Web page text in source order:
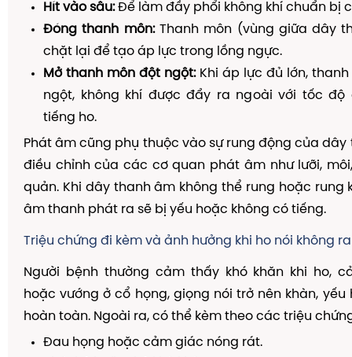
Hít vào sâu:Để làm đầy phổi không khí chuẩn bị
Đóng thanh môn:Thanh môn (vùng giữa dây
chặt lại để tạo áp lực trong lồng ngực.
Mở thanh môn đột ngột:Khi áp lực đủ lớn,
ngột, không khí được đẩy ra ngoài với tốc độ
tiếng ho.
Phát âm cũng phụ thuộc vào sự rung động của dây
điều chỉnh của các cơ quan phát âm như lưỡi,
quản. Khi dây thanh âm không thể rung hoặc rung
âm thanh phát ra sẽ bị yếu hoặc không có tiếng.
Triệu chứng đi kèm và ảnh hưởng khi ho nói không
Người bệnh thường cảm thấy khó khăn khi ho,
hoặc vướng ở cổ họng, giọng nói trở nên khàn,
hoàn toàn. Ngoài ra, có thể kèm theo các triệu
Đau họng hoặc cảm giác nóng rát.